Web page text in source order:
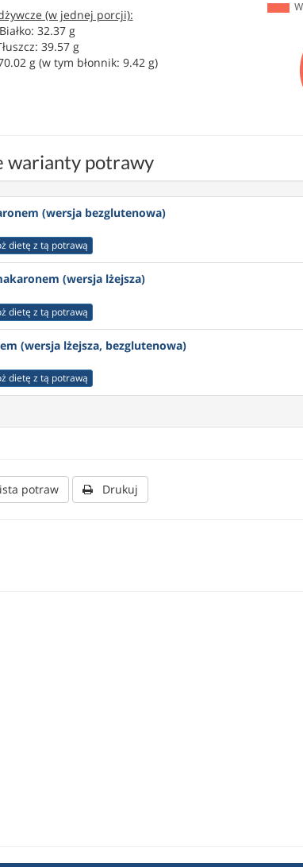
(w jednej porcji):
Białko: 32.37 g
39.57 g
g (w tym błonnik: 9.42 g)
warianty potrawy
(wersja bezglutenowa)
dietę z tą potrawą
(wersja lżejsza)
dietę z tą potrawą
(wersja lżejsza, bezglutenowa)
dietę z tą potrawą
potraw Drukuj